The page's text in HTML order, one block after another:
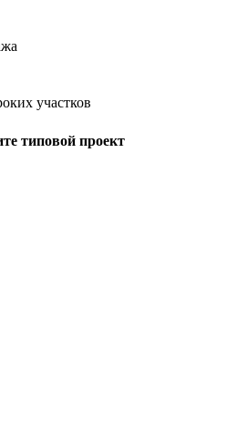
участков
типовой проект